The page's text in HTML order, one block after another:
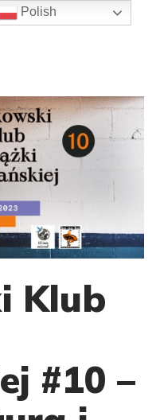
Klub
#10 –
Polish